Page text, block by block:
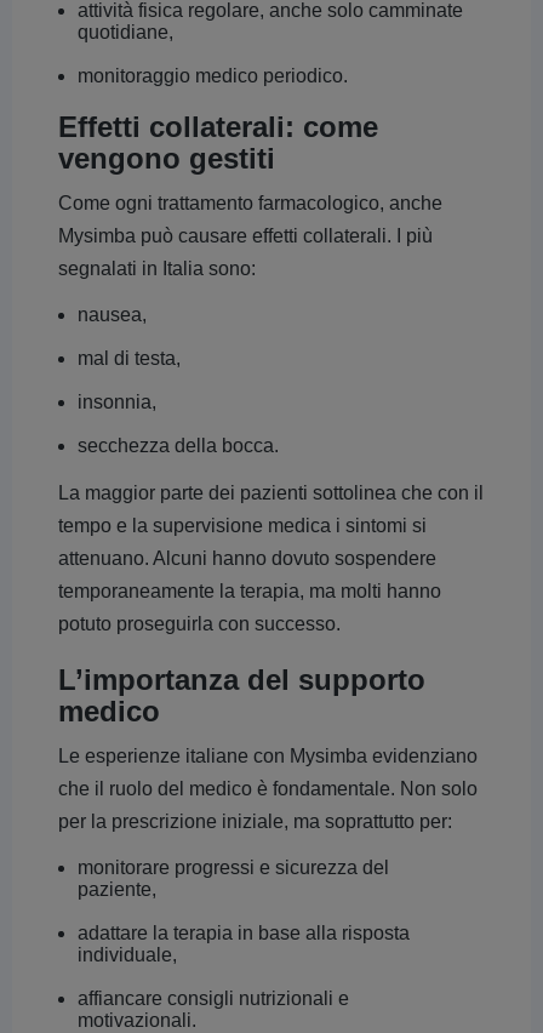
attività fisica regolare, anche solo camminate
quotidiane,
monitoraggio medico periodico.
Effetti collaterali: come
vengono gestiti
Come ogni trattamento farmacologico, anche
Mysimba può causare effetti collaterali. I più
segnalati in Italia sono:
nausea,
mal di testa,
insonnia,
secchezza della bocca.
La maggior parte dei pazienti sottolinea che con il
tempo e la supervisione medica i sintomi si
attenuano. Alcuni hanno dovuto sospendere
temporaneamente la terapia, ma molti hanno
potuto proseguirla con successo.
L’importanza del supporto
medico
Le esperienze italiane con Mysimba evidenziano
che il ruolo del medico è fondamentale. Non solo
per la prescrizione iniziale, ma soprattutto per:
monitorare progressi e sicurezza del
paziente,
adattare la terapia in base alla risposta
individuale,
affiancare consigli nutrizionali e
motivazionali.